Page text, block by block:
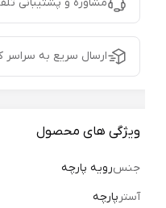
ارسال سریع به سراسر
ویژگی های محصول
جنسرویه پارچه
آسترپارچه